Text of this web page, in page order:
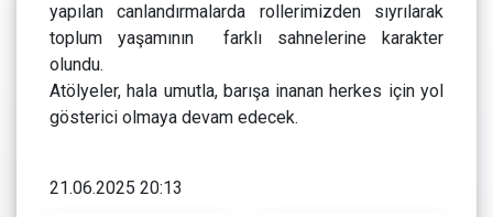
yapılan canlandırmalarda rollerimizden sıyrılarak
toplum yaşamının farklı sahnelerine karakter
olundu.
Atölyeler, hala umutla, barışa inanan herkes için yol
gösterici olmaya devam edecek.
21.06.2025 20:13